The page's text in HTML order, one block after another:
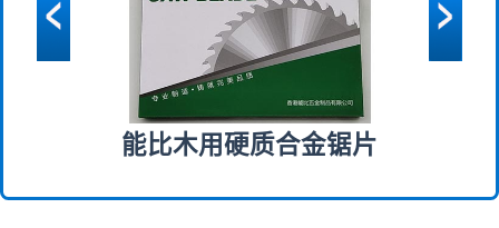
能比木用硬质合金锯片